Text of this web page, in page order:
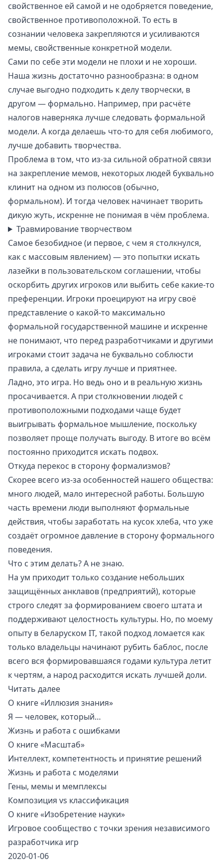
свойственное ей самой и не одобряется поведение,
свойственное противоположной. То есть в
сознании человека закрепляются и усиливаются
мемы, свойственные конкретной модели.
Сами по себе эти модели не плохи и не хороши.
Наша жизнь достаточно разнообразна: в одном
случае выгодно подходить к делу творчески, в
другом — формально. Например, при расчёте
налогов наверняка лучше следовать формальной
модели. А когда делаешь что-то для себя любимого,
лучше добавить творчества.
Проблема в том, что из-за сильной обратной связи
на закрепление мемов, некоторых людей буквально
клинит на одном из полюсов (обычно,
формальном). И тогда человек начинает творить
дикую жуть, искренне не понимая в чём проблема.
Травмирование творчеством
Самое безобидное (и первое, с чем я столкнулся,
как с массовым явлением) — это попытки искать
лазейки в пользовательском соглашении, чтобы
оскорбить других игроков или выбить себе какие-то
преференции. Игроки проецируют на игру своё
представление о какой-то максимально
формальной государственной машине и искренне
не понимают, что перед разработчиками и другими
игроками стоит задача не буквально соблюсти
правила, а сделать игру лучше и приятнее.
Ладно, это игра. Но ведь оно и в реальную жизнь
просачивается. А при столкновении людей с
противоположными подходами чаще будет
выигрывать формальное мышление, поскольку
позволяет проще получать выгоду. В итоге во всём
постоянно приходится искать подвох.
Откуда перекос в сторону формализмов?
Скорее всего из-за особенностей нашего общества:
много людей, мало интересной работы. Большую
часть времени люди выполняют формальные
действия, чтобы заработать на кусок хлеба, что уже
создаёт огромное давление в сторону формального
поведения.
Что с этим делать? А не знаю.
На ум приходит только создание небольших
защищённых анклавов (предприятий), которые
строго следят за формированием своего штата и
поддерживают целостность культуры. Но, по моему
опыту в беларуском IT, такой подход ломается как
только владельцы начинают рубить баблос, после
всего вся формировавшаяся годами культура летит
к чертям, а народ расходится искать лучшей доли.
Читать далее
О книге «Иллюзия знания»
Я — человек, который…
Жизнь и работа с ошибками
О книге «Масштаб»
Интеллект, компетентность и принятие решений
Жизнь и работа с моделями
Гены, мемы и мемплексы
Композиция vs классификация
О книге «Изобретение науки»
Игровое сообщество с точки зрения независимого
разработчика игр
2020-01-06